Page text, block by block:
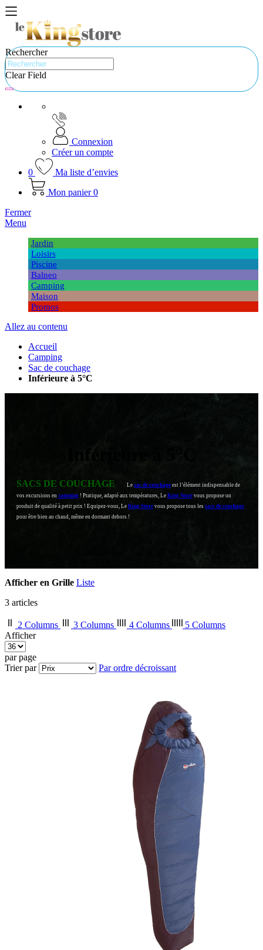
Rechercher
Clear Field
Connexion
Créer un compte
0
Ma liste d’envies
Mon panier 0
Fermer
Menu
Jardin
Loisirs
Piscine
Balneo
Camping
Maison
Promos
Allez au contenu
Accueil
Camping
Sac de couchage
Inférieure à 5°C
Inférieure à 5°C
SACS DE COUCHAGE Le sac de couchage est l’élément indispensable de
vos excursions en camping ! Pratique, adapté aux températures, Le King Store vous propose un
produit de qualité à petit prix ! Equipez-vous, Le King Store vous propose tous les sacs de couchage
pour être bien au chaud, même en dormant dehors !
Afficher en Grille Liste
3 articles
2 Columns 3 Columns 4 Columns
5 Columns
Afficher
par page
Trier par
Par ordre décroissant